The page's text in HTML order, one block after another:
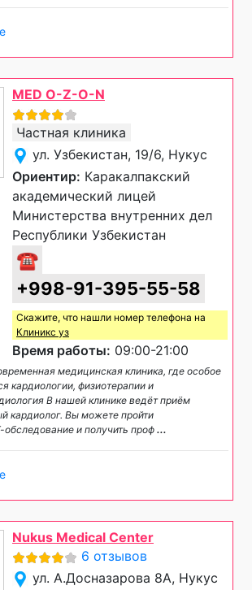
MED O-Z-O-N
Частная клиника
ул. Узбекистан, 19/6, Нукус
Ориентир: Каракалпакский
академический лицей
Министерства внутренних дел
Республики Узбекистан
☎
+998-91-395-55-58
Скажите, что нашли номер телефона на
Клиникс уз
Время работы: 09:00-21:00
медицинская клиника, где особое
кардиологии, физиотерапии и
В нашей клинике ведёт приём
кардиолог. Вы можете пройти
и получить проф ...
Nukus Medical Center
6 отзывов
ул. А.Досназарова 8А, Нукус